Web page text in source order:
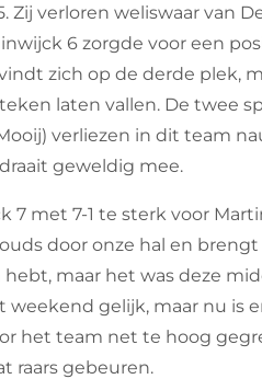
verloren weliswaar van
6 zorgde voor een
zich op de derde plek,
laten vallen. De twee
verliezen in dit team
geweldig mee.
7 met 7-1 te sterk voor
door onze hal en
maar het was deze
gelijk, maar nu is
het team net te hoog
raars gebeuren.